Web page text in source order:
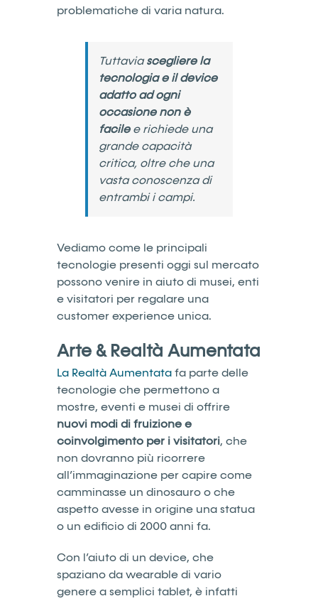
problematiche di varia natura.
Tuttaviascegliere la
tecnologia e il device
adatto ad ogni
occasione non è
facilee richiede una
grande capacità
critica, oltre che una
vasta conoscenza di
entrambi i campi.
Vediamo come le principali
tecnologie presenti oggi sul mercato
possono venire in aiuto di musei, enti
e visitatori per regalare una
customer experience unica.
Arte & Realtà Aumentata
La Realtà Aumentata fa parte delle
tecnologie che permettono a
mostre, eventi e musei di offrire
nuovi modi di fruizione e
coinvolgimento per i visitatori, che
non dovranno più ricorrere
all’immaginazione per capire come
camminasse un dinosauro o che
aspetto avesse in origine una statua
o un edificio di 2000 anni fa.
Con l’aiuto di un device, che
spaziano da wearable di vario
genere a semplici tablet, è infatti